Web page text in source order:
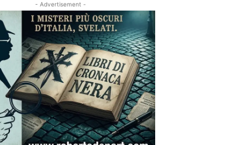
- Advertisement -